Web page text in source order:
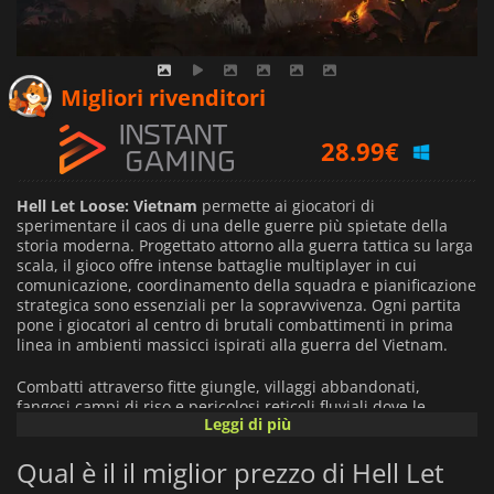
Migliori rivenditori
28.99€
31.13
Hell Let Loose: Vietnam permette ai giocatori di
sperimentare il caos di una delle guerre più spietate della
storia moderna. Progettato attorno alla guerra tattica su larga
scala, il gioco offre intense battaglie multiplayer in cui
comunicazione, coordinamento della squadra e pianificazione
strategica sono essenziali per la sopravvivenza. Ogni partita
pone i giocatori al centro di brutali combattimenti in prima
linea in ambienti massicci ispirati alla guerra del Vietnam.
Combatti attraverso fitte giungle, villaggi abbandonati,
fangosi campi di riso e pericolosi reticoli fluviali dove le
minacce possono emergere da qualsiasi direzione. La
imprevedibili creano una tensione costante, costringendo i
giocatori a muoversi con cautela e a fare affidamento sul
Leggi di più
Qual è il il miglior prezzo di Hell Let